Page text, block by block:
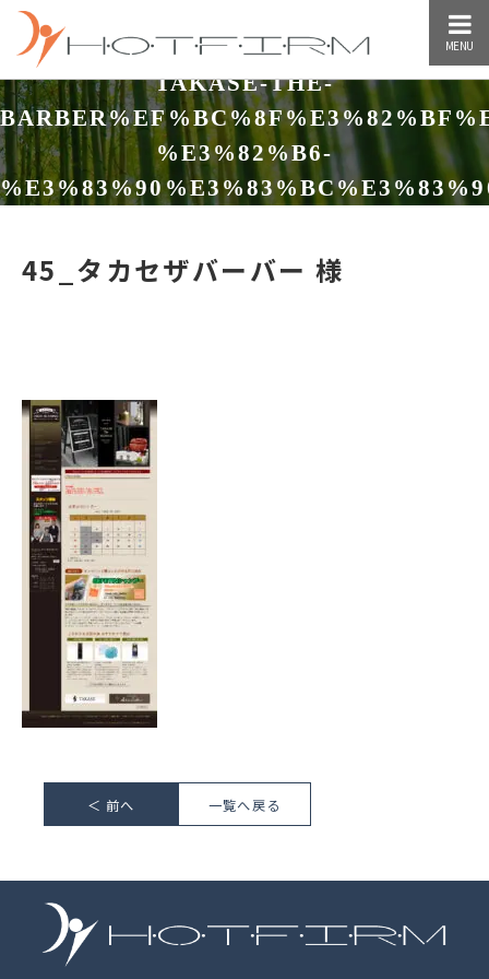
MENU
TAKASE-THE-
%E3%82%B6-
45_タカセザバーバー 様
＜ 前へ 一覧へ戻る